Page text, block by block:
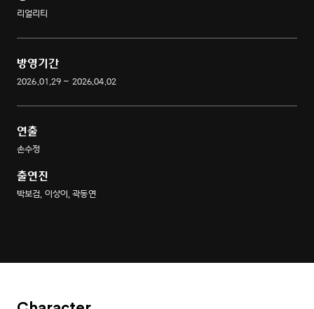
리얼리티
방영기간
2026.01.29 ~ 2026.04.02
연출
손수정
출연진
박보검, 이상이, 곽동연